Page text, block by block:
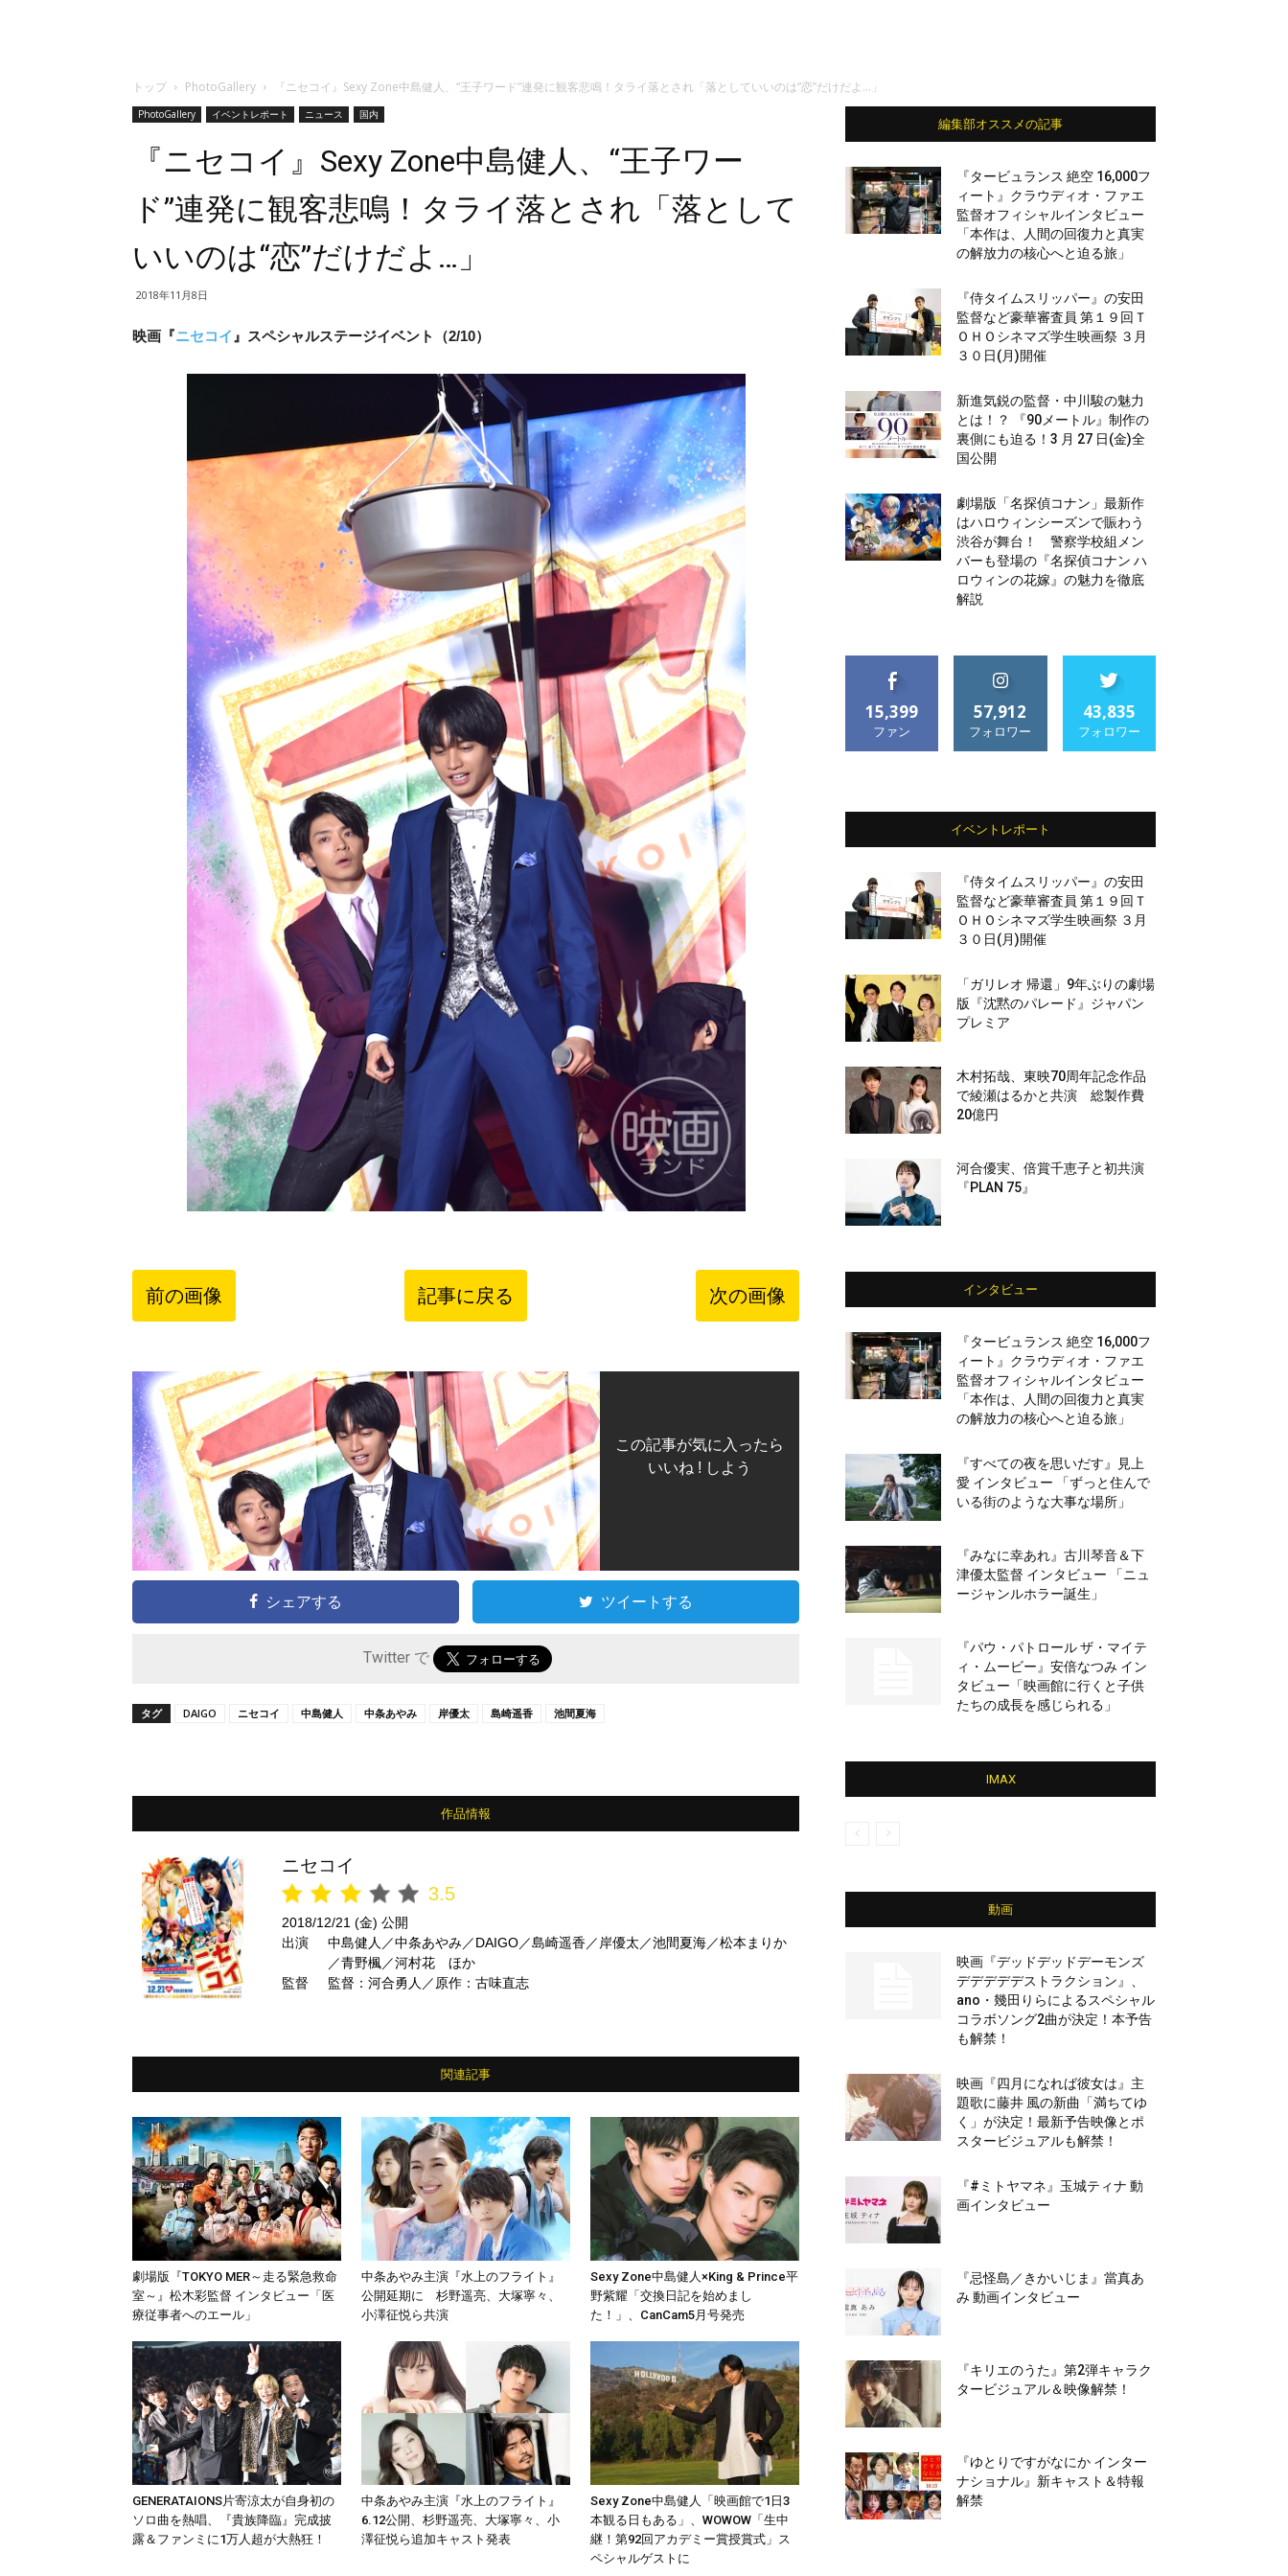
トップ PhotoGallery 『ニセコイ』Sexy Zone中島健人、“王子ワード”連発に観客悲鳴！タライ落とされ「落としていいのは“恋”だけだよ…」
PhotoGallery イベントレポート ニュース 国内
『ニセコイ』Sexy Zone中島健人、“王子ワー
ド”連発に観客悲鳴！タライ落とされ「落として
いいのは“恋”だけだよ…」
2018年11月8日
映画『ニセコイ 』スペシャルステージイベント（2/10）
前の画像 記事に戻る 次の画像
この記事が気に入ったら
いいね ! しよう
シェアする ツイートする
Twitter で
タグ DAIGO ニセコイ 中島健人 中条あやみ 岸優太 島崎遥香 池間夏海
作品情報
ニセコイ
3.5
2018/12/21 (金) 公開
出演
中島健人／中条あやみ／DAIGO／島崎遥香／岸優太／池間夏海／松本まりか
／青野楓／河村花 ほか
監督
監督：河合勇人／原作：古味直志
関連記事
劇場版『TOKYO MER～走る緊急救命
室～』松木彩監督 インタビュー「医
療従事者へのエール」
中条あやみ主演『水上のフライト』
公開延期に 杉野遥亮、大塚寧々、
小澤征悦ら共演
Sexy Zone中島健人×King & Prince平
野紫耀「交換日記を始めまし
た！」、CanCam5月号発売
GENERATAIONS片寄涼太が自身初の
ソロ曲を熱唱、『貴族降臨』完成披
露＆ファンミに1万人超が大熱狂！
中条あやみ主演『水上のフライト』
6.12公開、杉野遥亮、大塚寧々、小
澤征悦ら追加キャスト発表
Sexy Zone中島健人「映画館で1日3
本観る日もある」、WOWOW「生中
継！第92回アカデミー賞授賞式」ス
ペシャルゲストに
編集部オススメの記事
『タービュランス 絶空 16,000フ
ィート』クラウディオ・ファエ
監督オフィシャルインタビュー
「本作は、人間の回復力と真実
の解放力の核心へと迫る旅」
『侍タイムスリッパー』の安田
監督など豪華審査員 第１９回Ｔ
ＯＨＯシネマズ学生映画祭 ３月
３０日(月)開催
新進気鋭の監督・中川駿の魅力
とは！？ 『90メートル』制作の
裏側にも迫る！3 月 27 日(金)全
国公開
劇場版「名探偵コナン」最新作
はハロウィンシーズンで賑わう
渋谷が舞台！ 警察学校組メン
バーも登場の『名探偵コナン ハ
ロウィンの花嫁』の魅力を徹底
解説
15,399
ファン
57,912
フォロワー
43,835
フォロワー
イベントレポート
『侍タイムスリッパー』の安田
監督など豪華審査員 第１９回Ｔ
ＯＨＯシネマズ学生映画祭 ３月
３０日(月)開催
「ガリレオ 帰還」9年ぶりの劇場
版『沈黙のパレード』ジャパン
プレミア
木村拓哉、東映70周年記念作品
で綾瀬はるかと共演 総製作費
20億円
河合優実、倍賞千恵子と初共演
『PLAN 75』
インタビュー
『タービュランス 絶空 16,000フ
ィート』クラウディオ・ファエ
監督オフィシャルインタビュー
「本作は、人間の回復力と真実
の解放力の核心へと迫る旅」
『すべての夜を思いだす』見上
愛 インタビュー 「ずっと住んで
いる街のような大事な場所」
『みなに幸あれ』古川琴音＆下
津優太監督 インタビュー 「ニュ
ージャンルホラー誕生」
『パウ・パトロール ザ・マイテ
ィ・ムービー』安倍なつみ イン
タビュー「映画館に行くと子供
たちの成長を感じられる」
IMAX
動画
映画『デッドデッドデーモンズ
デデデデデストラクション』、
ano・幾田りらによるスペシャル
コラボソング2曲が決定！本予告
も解禁！
映画『四月になれば彼女は』主
題歌に藤井 風の新曲「満ちてゆ
く」が決定！最新予告映像とポ
スタービジュアルも解禁！
『#ミトヤマネ』玉城ティナ 動
画インタビュー
『忌怪島／きかいじま』當真あ
み 動画インタビュー
『キリエのうた』第2弾キャラク
タービジュアル＆映像解禁！
『ゆとりですがなにか インター
ナショナル』新キャスト＆特報
解禁